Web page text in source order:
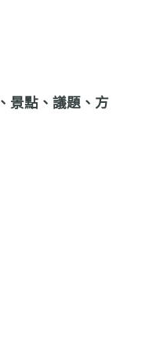
景點、議題、方